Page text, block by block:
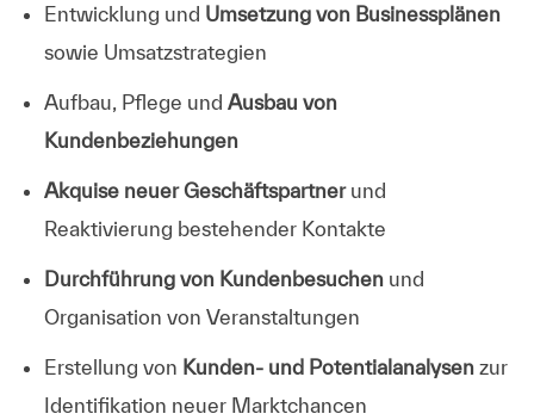
Entwicklung und Umsetzung von Businessplänen
sowie Umsatzstrategien
Aufbau, Pflege und Ausbau von
Kundenbeziehungen
Akquise neuer Geschäftspartner und
Reaktivierung bestehender Kontakte
Durchführung von Kundenbesuchen und
Organisation von Veranstaltungen
Erstellung von Kunden- und Potentialanalysenzur
Identifikation neuer Marktchancen